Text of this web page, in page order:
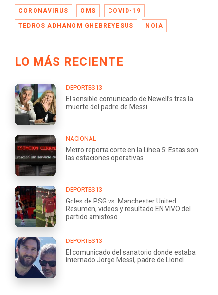
CORONAVIRUS OMS COVID-19
TEDROS ADHANOM GHEBREYESUS NOIA
LO MÁS RECIENTE
DEPORTES13
El sensible comunicado de Newell’s tras la
muerte del padre de Messi
NACIONAL
Metro reporta corte en la Línea 5: Estas son
las estaciones operativas
DEPORTES13
Goles de PSG vs. Manchester United:
Resumen, videos y resultado EN VIVO del
partido amistoso
DEPORTES13
El comunicado del sanatorio donde estaba
internado Jorge Messi, padre de Lionel